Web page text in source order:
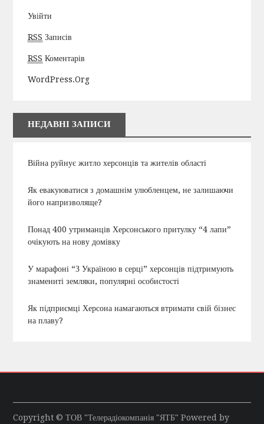
Увійти
RSS Записів
RSS Коментарів
WordPress.org
НЕДАВНІ ЗАПИСИ
Війна руйнує житло херсонців та жителів області
Як евакуюватися з домашнім улюбленцем, не залишаючи
його напризволяще?
Понад 400 утриманців Херсонського притулку “4 лапи”
очікують на нову домівку
У марафоні “З Україною в серці” херсонців підтримують
знамениті земляки, популярні особистості
Як підприємці Херсона намагаються втримати свій бізнес
на плаву?
Copyright © ТОВ "Телерадіокомпанія "ЯТБ" Powered by